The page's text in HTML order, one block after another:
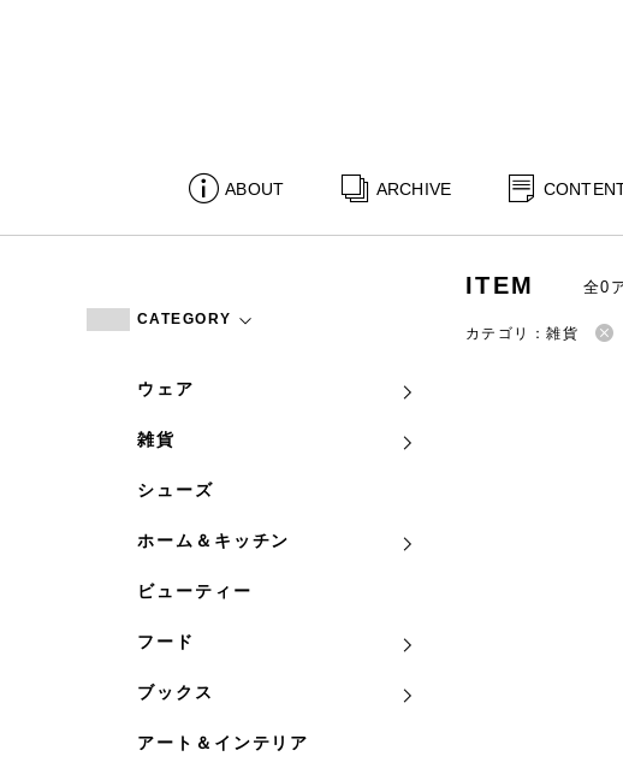
ABOUT ARCHIVE
CATEGORY
ウェア
雑貨
シューズ
ホーム＆キッチン
ビューティー
フード
ブックス
アート＆インテリア
ITEM 全0
カテゴリ：雑貨